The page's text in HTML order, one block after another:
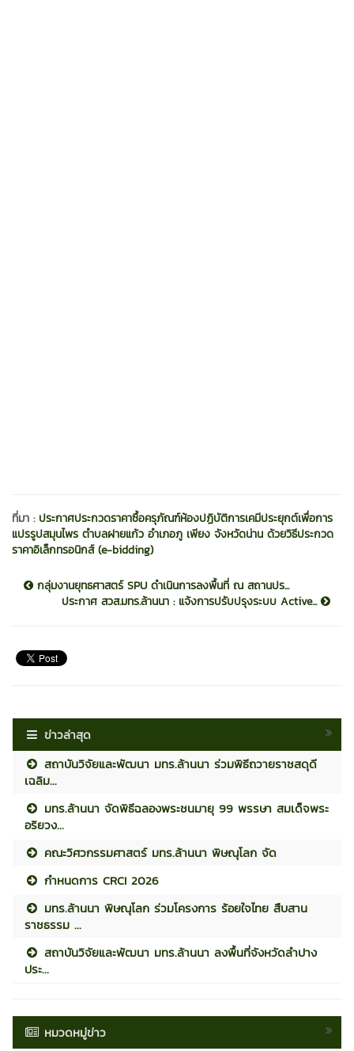
ที่มา : ประกาศประกวดราคาซื้อครุภัณฑ์ห้องปฏิบัติการเคมีประยุกต์เพื่อการ
แปรรูปสมุนไพร ตำบลฝายแก้ว อำเภอภู เพียง จังหวัดน่าน ด้วยวิธีประกวด
ราคาอิเล็กทรอนิกส์ (e-bidding)
กลุ่มงานยุทธศาสตร์ SPU ดำเนินการลงพื้นที่ ณ สถานปร...
ประกาศ สวส.มทร.ล้านนา : แจ้งการปรับปรุงระบบ Active...
ข่าวล่าสุด
สถาบันวิจัยและพัฒนา มทร.ล้านนา ร่วมพิธีถวายราชสดุดี
เฉลิม...
มทร.ล้านนา จัดพิธีฉลองพระชนมายุ 99 พรรษา สมเด็จพระ
อริยวง...
คณะวิศวกรรมศาสตร์ มทร.ล้านนา พิษณุโลก จัด
กำหนดการ CRCI 2026
มทร.ล้านนา พิษณุโลก ร่วมโครงการ ร้อยใจไทย สืบสาน
ราชธรรม ...
สถาบันวิจัยและพัฒนา มทร.ล้านนา ลงพื้นที่จังหวัดลำปาง
ประ...
หมวดหมู่ข่าว